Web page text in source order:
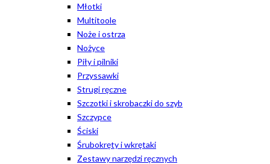
Młotki
Multitoole
Noże i ostrza
Nożyce
Piły i pilniki
Przyssawki
Strugi ręczne
Szczotki i skrobaczki do szyb
Szczypce
Ściski
Śrubokręty i wkrętaki
Zestawy narzędzi ręcznych